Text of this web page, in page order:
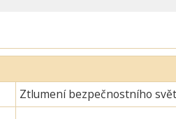
Ztlumení bezpečnostního